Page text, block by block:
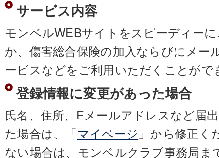
サービス内容
モンベルWEBサイトをスピーディー
か、傷害総合保険の加入ならびにメー
ービスなどをご利用いただくことがで
登録情報に変更があった場合
氏名、住所、Eメールアドレスなど届
た場合は、「マイページ 」から修正く
ない場合は、モンベルクラブ事務局ま